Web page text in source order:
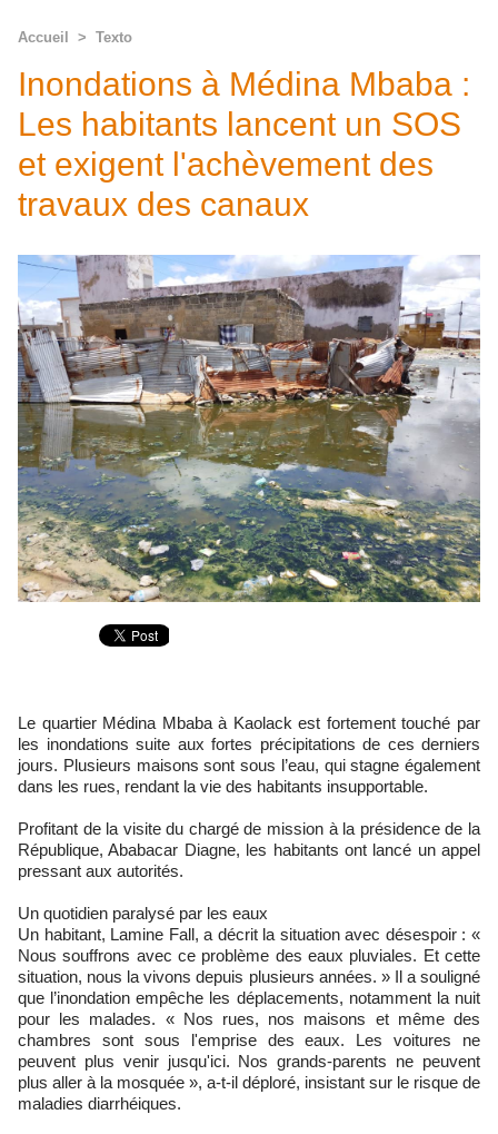
Accueil > Texto
Inondations à Médina Mbaba :
Les habitants lancent un SOS
et exigent l'achèvement des
travaux des canaux
Le quartier Médina Mbaba à Kaolack est fortement touché par
les inondations suite aux fortes précipitations de ces derniers
jours. Plusieurs maisons sont sous l’eau, qui stagne également
dans les rues, rendant la vie des habitants insupportable.
Profitant de la visite du chargé de mission à la présidence de la
République, Ababacar Diagne, les habitants ont lancé un appel
pressant aux autorités.
Un quotidien paralysé par les eaux
Un habitant, Lamine Fall, a décrit la situation avec désespoir : «
Nous souffrons avec ce problème des eaux pluviales. Et cette
situation, nous la vivons depuis plusieurs années. » Il a souligné
que l’inondation empêche les déplacements, notamment la nuit
pour les malades. « Nos rues, nos maisons et même des
chambres sont sous l'emprise des eaux. Les voitures ne
peuvent plus venir jusqu'ici. Nos grands-parents ne peuvent
plus aller à la mosquée », a-t-il déploré, insistant sur le risque de
maladies diarrhéiques.